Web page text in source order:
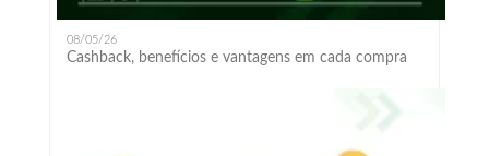
08/05/26
Cashback, benefícios e vantagens em cada compra